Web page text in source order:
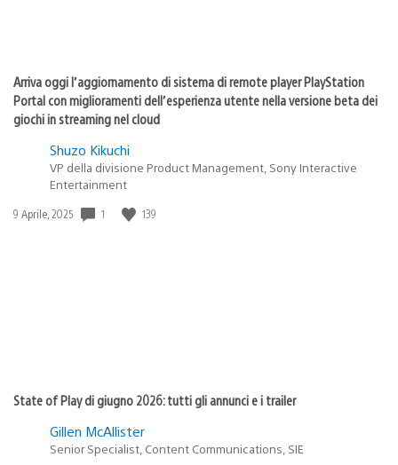
Arriva oggi l’aggiornamento di sistema di remote player PlayStation
Portal con miglioramenti dell’esperienza utente nella versione beta dei
giochi in streaming nel cloud
Shuzo Kikuchi
VP della divisione Product Management, Sony Interactive
Entertainment
Data
9 Aprile, 2025 1 139
State of Play di giugno 2026: tutti gli annunci e i trailer
Gillen McAllister
Senior Specialist, Content Communications, SIE